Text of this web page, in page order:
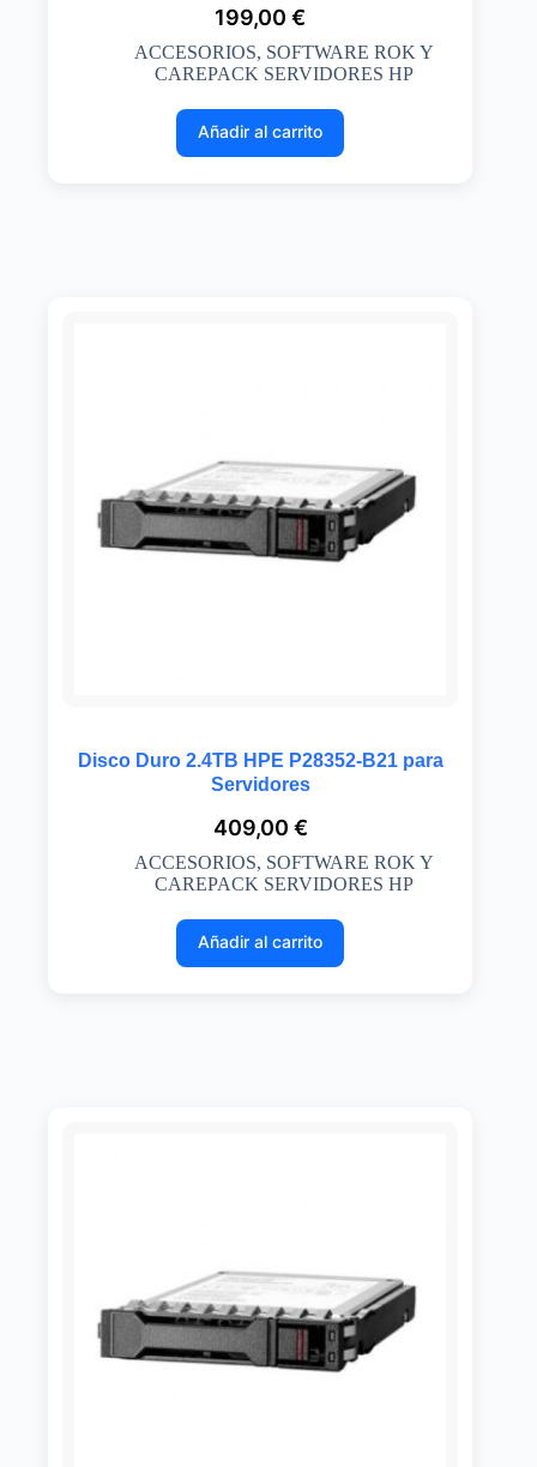
199,00€
ACCESORIOS, SOFTWARE ROK Y
CAREPACK SERVIDORES HP
Añadir al carrito
Disco Duro 2.4TB HPE P28352-B21 para
Servidores
409,00 €
ACCESORIOS, SOFTWARE ROK Y
CAREPACK SERVIDORES HP
Añadir al carrito